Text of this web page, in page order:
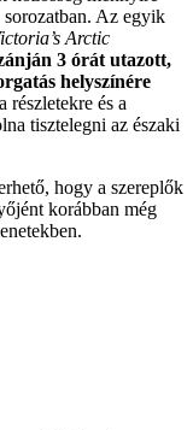
Az egyik
Arctic
3 órát utazott,
helyszínére
részletekre és a
tisztelegni az északi
hogy a szereplők
korábban még